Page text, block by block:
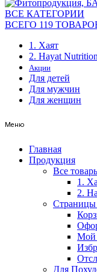
ВСЕ КАТЕГОРИИ
ВСЕГО 119
1. Хаят
2. Hayat Nutrition
Акции
Для детей
Для мужчин
Для женщин
Меню
Главная
Продукция
Все
1.
2.
Страницы
Мой
Для